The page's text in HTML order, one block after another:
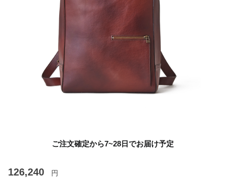
ご注文確定から7~28日でお届け予定
126,240 円